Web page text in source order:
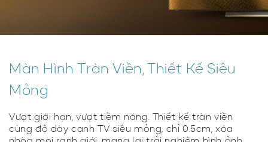
Màn Hình Tràn Viền, Thiết Kế Siêu
Mỏng
Vượt giới hạn, vượt tiềm năng. Thiết kế tràn viền
cùng độ dày cạnh TV siêu mỏng, chỉ 0.5cm, xóa